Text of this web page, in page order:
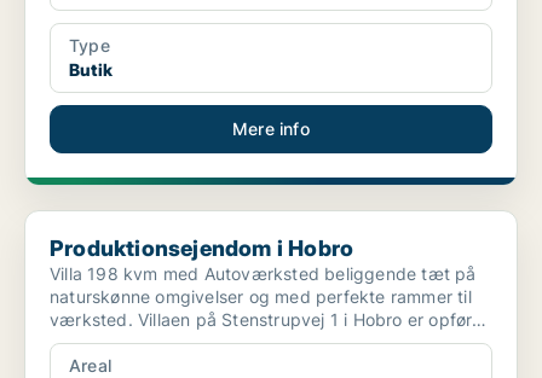
Type
Butik
Mere info
Produktionsejendom i Hobro
Produktionsejendom i Hobro
Villa 198 kvm med Autoværksted beliggende tæt på
naturskønne omgivelser og med perfekte rammer til
værksted. Villaen på Stenstrupvej 1 i Hobro er opført
...
Areal